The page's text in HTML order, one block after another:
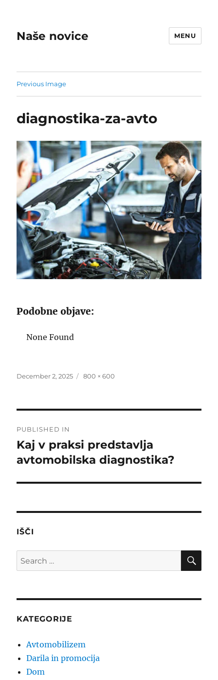
Naše novice MENU
Previous Image
diagnostika-za-avto
Podobne objave:
None Found
Posted
December 2, 2025
Full
800 × 600
navigation
PUBLISHED IN
Kaj v praksi predstavlja
avtomobilska diagnostika?
IŠČI
Search
for:
KATEGORIJE
Avtomobilizem
Darila in promocija
Dom